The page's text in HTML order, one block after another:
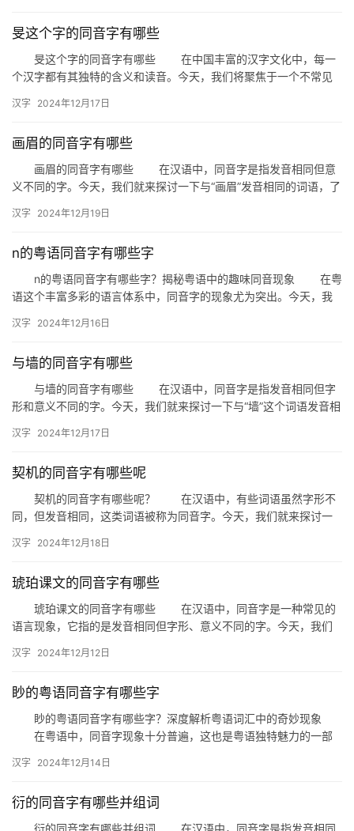
旻这个字的同音字有哪些
旻这个字的同音字有哪些 在中国丰富的汉字文化中，每一
个汉字都有其独特的含义和读音。今天，我们将聚焦于一个不常见
义…
汉字 2024年12月17日
画眉的同音字有哪些
画眉的同音字有哪些 在汉语中，同音字是指发音相同但意
义不同的字。今天，我们就来探讨一下与“画眉”发音相同的词语，了
汉字 2024年12月19日
n的粤语同音字有哪些字
n的粤语同音字有哪些字？揭秘粤语中的趣味同音现象 在粤
语这个丰富多彩的语言体系中，同音字的现象尤为突出。今天，我
汉字 2024年12月16日
与墙的同音字有哪些
与墙的同音字有哪些 在汉语中，同音字是指发音相同但字
形和意义不同的字。今天，我们就来探讨一下与“墙”这个词语发音相
汉字 2024年12月17日
契机的同音字有哪些呢
契机的同音字有哪些呢？ 在汉语中，有些词语虽然字形不
同，但发音相同，这类词语被称为同音字。今天，我们就来探讨一
汉字 2024年12月18日
琥珀课文的同音字有哪些
琥珀课文的同音字有哪些 在汉语中，同音字是一种常见的
语言现象，它指的是发音相同但字形、意义不同的字。今天，我们
汉字 2024年12月12日
眇的粤语同音字有哪些字
眇的粤语同音字有哪些字？深度解析粤语词汇中的奇妙现象
在粤语中，同音字现象十分普遍，这也是粤语独特魅力的一部
以…
汉字 2024年12月14日
衍的同音字有哪些并组词
衍的同音字有哪些并组词 在汉语中，同音字是指发音相同